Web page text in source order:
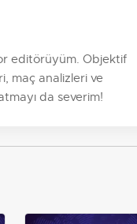
editörüyüm. Objektif
maç analizleri ve
da severim!